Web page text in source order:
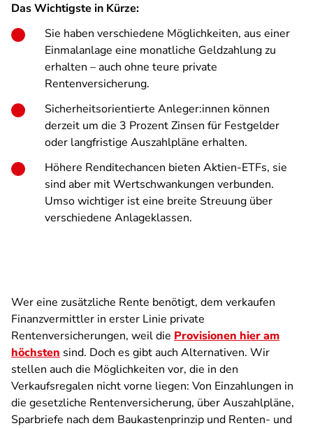
Das Wichtigste in Kürze:
Sie haben verschiedene Möglichkeiten, aus einer
Einmalanlage eine monatliche Geldzahlung zu
erhalten – auch ohne teure private
Rentenversicherung.
Sicherheitsorientierte Anleger:innen können
derzeit um die 3 Prozent Zinsen für Festgelder
oder langfristige Auszahlpläne erhalten.
Höhere Renditechancen bieten Aktien-ETFs, sie
sind aber mit Wertschwankungen verbunden.
Umso wichtiger ist eine breite Streuung über
verschiedene Anlageklassen.
Wer eine zusätzliche Rente benötigt, dem verkaufen
Finanzvermittler in erster Linie private
Rentenversicherungen, weil die Provisionen hier am
höchsten sind. Doch es gibt auch Alternativen. Wir
stellen auch die Möglichkeiten vor, die in den
Verkaufsregalen nicht vorne liegen: Von Einzahlungen in
die gesetzliche Rentenversicherung, über Auszahlpläne,
Sparbriefe nach dem Baukastenprinzip und Renten- und